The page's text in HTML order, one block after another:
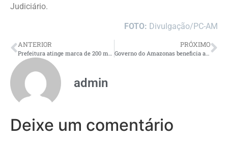
Judiciário.
FOTO: Divulgação/PC-AM
ANTERIOR PRÓXIMO
Governo do Amazonas beneficia agricultores e pescadores de Benjamin Constant com R$ 610 mil em crédito Rural
admin
Deixe um comentário